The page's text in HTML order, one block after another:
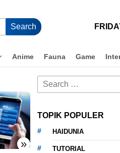
Search
Anime Fauna Game
»
Search
for:
TOPIK POPULER
HAIDUNIA
TUTORIAL